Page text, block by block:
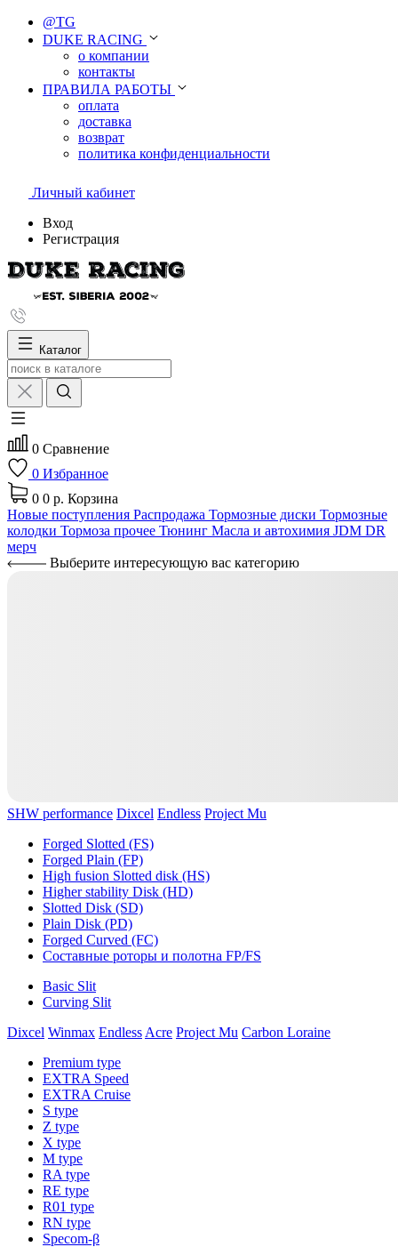
@TG
DUKE RACING
о компании
контакты
ПРАВИЛА РАБОТЫ
оплата
доставка
возврат
политика конфиденциальности
Личный кабинет
Вход
Регистрация
Каталог
0 Сравнение
0 Избранное
0 0 р. Корзина
Новые поступления Распродажа Тормозные диски Тормозные
колодки Тормоза прочее Тюнинг Масла и автохимия JDM DR
мерч
Выберите интересующую вас категорию
SHW performance Dixcel Endless Project Mu
Forged Slotted (FS)
Forged Plain (FP)
High fusion Slotted disk (HS)
Higher stability Disk (HD)
Slotted Disk (SD)
Plain Disk (PD)
Forged Curved (FC)
Составные роторы и полотна FP/FS
Basic Slit
Curving Slit
Dixcel Winmax Endless Acre Project Mu Carbon Loraine
Premium type
EXTRA Speed
EXTRA Cruise
S type
Z type
X type
M type
RA type
RE type
R01 type
RN type
Specom-β